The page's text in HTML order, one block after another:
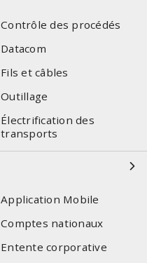
Contrôle des procédés
Datacom
Fils et câbles
Outillage
Électrification des
transports
Application Mobile
Comptes nationaux
Entente corporative